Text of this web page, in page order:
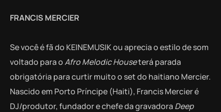
FRANCIS MERCIER
Se você é fã do KEINEMUSIK ou aprecia o estilo de som
voltado para oAfro Melodic Houseterá parada
obrigatória para curtir muito o set do haitiano Mercier.
Nascido em Porto Príncipe (Haiti), Francis Mercier é
DJ/produtor, fundador e chefe da gravadora Deep